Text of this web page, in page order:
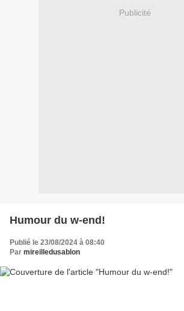
Publicité
Humour du w-end!
Publié le 23/08/2024 à 08:40
Par mireilledusablon